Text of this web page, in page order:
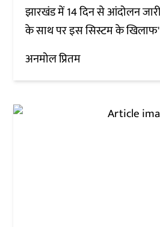
झारखंड में 14 दिन से आंदोलन जारी,
के साथ पर इस सिस्टम के खिलाफ'
अनमोल प्रितम